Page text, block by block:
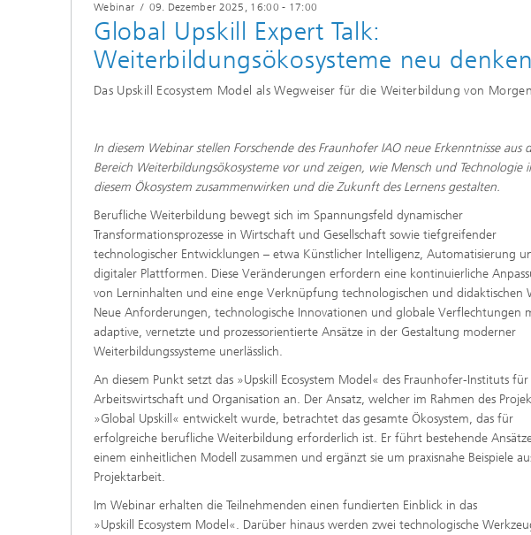
Webinar / 09. Dezember 2025 , 16:00 - 17:00
Global Upskill Expert Talk:
Weiterbildungsökosysteme neu denken​​
Das Upskill Ecosystem Model als Wegweiser für die Weiterbildung von Morgen​​
​​​In diesem Webinar stellen Forschende des Fraunhofer IAO neue Erkenntnisse aus
Bereich Weiterbildungsökosysteme vor und zeigen, wie Mensch und Technologie
diesem Ökosystem zusammenwirken und die Zukunft des Lernens gestalten.​​
​​​Berufliche Weiterbildung bewegt sich im Spannungsfeld dynamischer
Transformationsprozesse in Wirtschaft und Gesellschaft sowie tiefgreifender
technologischer Entwicklungen – etwa Künstlicher Intelligenz, Automatisierung
digitaler Plattformen. Diese Veränderungen erfordern eine kontinuierliche
von Lerninhalten und eine enge Verknüpfung technologischen und didaktischen
Neue Anforderungen, technologische Innovationen und globale Verflechtungen
adaptive, vernetzte und prozessorientierte Ansätze in der Gestaltung moderner
Weiterbildungssysteme unerlässlich.
​​An diesem Punkt setzt das »Upskill Ecosystem Model« des Fraunhofer-Instituts für
Arbeitswirtschaft und Organisation an. Der Ansatz, welcher im Rahmen des
»Global Upskill« entwickelt wurde, betrachtet das gesamte Ökosystem, das für
erfolgreiche berufliche Weiterbildung erforderlich ist. Er führt bestehende
einem einheitlichen Modell zusammen und ergänzt sie um praxisnahe Beispiele
Projektarbeit.
​Im Webinar erhalten die Teilnehmenden einen fundierten Einblick in das
»Upskill Ecosystem Model«. Darüber hinaus werden zwei technologische